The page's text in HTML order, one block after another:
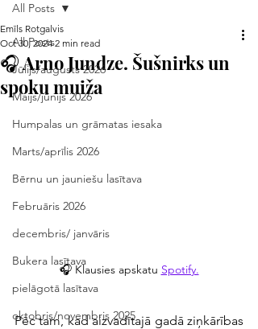
All Posts
Jūlijs/augusts 2026
Maijs/jūnijs 2026
Humpalas un grāmatas iesaka
Marts/aprīlis 2026
Bērnu un jauniešu lasītava
Februāris 2026
decembris/ janvāris
Bukera lasītava
pielāgotā lasītava
oktobris/novembris 2025
All Posts
🎧 Arno Jundze. Šušnirks un
spoku muiža
Emīls Rotgalvis
Oct 30, 2024 2 min read
🎧 Klausies apskatu Spotify.
Pēc tam, kad aizvadītajā gadā ziņkārības